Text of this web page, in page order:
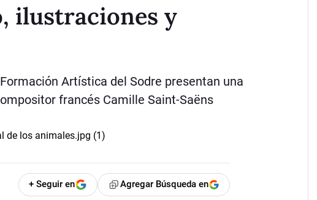
ilustraciones y
Artística del Sodre presentan una
francés Camille Saint-Saëns
+ Seguir en Agregar Búsqueda en